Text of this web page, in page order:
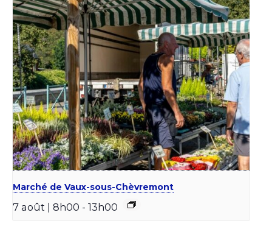
Marché de Vaux-sous-Chèvremont
7 août | 8h00 - 13h00